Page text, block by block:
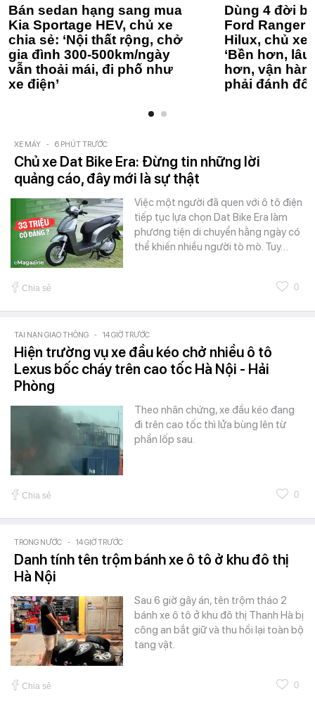
Bán sedan hạng sang mua
Kia Sportage HEV, chủ xe
chia sẻ: ‘Nội thất rộng, chở
gia đình 300-500km/ngày
vẫn thoải mái, đi phố như
xe điện’
Dùng 4 đời
Ford Ranger
Hilux, chủ xe
‘Bền hơn,
hơn, vận
phải đánh
XE MÁY - 6 PHÚT TRƯỚC
Chủ xe Dat Bike Era: Đừng tin những lời
quảng cáo, đây mới là sự thật
Việc một người đã quen với ô tô điện
tiếp tục lựa chọn Dat Bike Era làm
phương tiện di chuyển hằng ngày có
thể khiến nhiều người tò mò. Tuy…
Chia sẻ 0
TAI NẠN GIAO THÔNG - 14 GIỜ TRƯỚC
Hiện trường vụ xe đầu kéo chở nhiều ô tô
Lexus bốc cháy trên cao tốc Hà Nội - Hải
Phòng
Theo nhân chứng, xe đầu kéo đang
đi trên cao tốc thì lửa bùng lên từ
phần lốp sau.
Chia sẻ 0
TRONG NƯỚC - 14 GIỜ TRƯỚC
Danh tính tên trộm bánh xe ô tô ở khu đô thị
Hà Nội
Sau 6 giờ gây án, tên trộm tháo 2
bánh xe ô tô ở khu đô thị Thanh Hà bị
công an bắt giữ và thu hồi lại toàn bộ
tang vật.
Chia sẻ 0